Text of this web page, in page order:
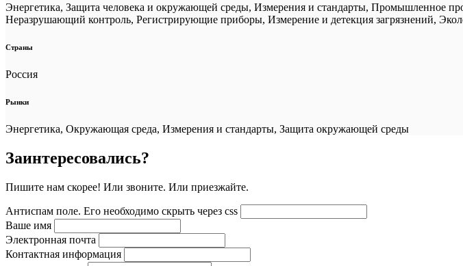
Энергетика, Защита человека и окружающей среды, Измерения и стандарты, Промышленное
Неразрушающий контроль, Регистрирующие приборы, Измерение и детекция загрязнений,
Страны
Россия
Рынки
Энергетика, Окружающая среда, Измерения и стандарты, Защита окружающей среды
Заинтересовались?
Пишите нам скорее! Или звоните. Или приезжайте.
Антиспам поле. Его необходимо скрыть через css
Ваше имя
Электронная почта
Контактная информация